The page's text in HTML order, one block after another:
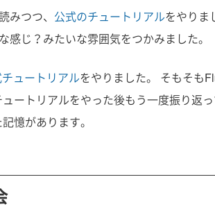
みつつ、 公式のチュートリアルをやりま
感じ？みたいな雰囲気をつかみました。
ュートリアルをやりました。 そもそも
ートリアルをやった後もう一度振り返
憶があります。
ムで輪